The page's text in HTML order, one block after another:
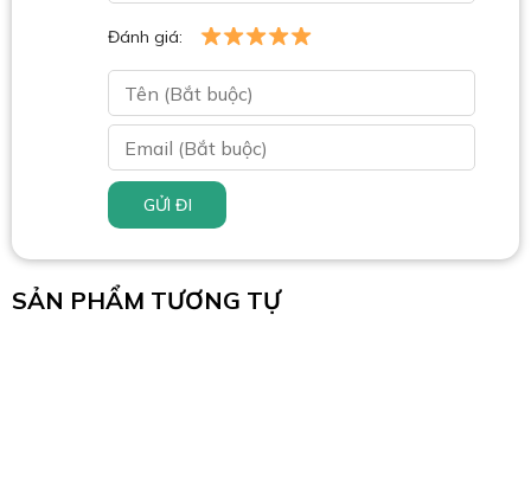
Đánh giá:
GỬI ĐI
SẢN PHẨM TƯƠNG TỰ